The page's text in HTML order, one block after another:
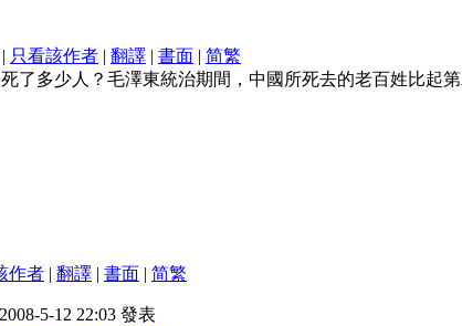
| 只看該作者 | 翻譯 | 書面 | 简繁
了多少人？毛澤東統治期間，中國所死去的老百姓比起
作者 | 翻譯 | 書面 | 简繁
5-12 22:03 發表